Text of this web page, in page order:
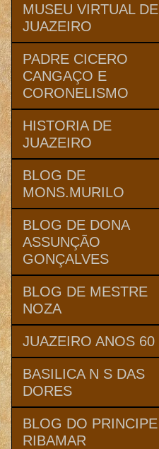
MUSEU VIRTUAL DE
JUAZEIRO
PADRE CICERO
CANGAÇO E
CORONELISMO
HISTORIA DE
JUAZEIRO
BLOG DE
MONS.MURILO
BLOG DE DONA
ASSUNÇÃO
GONÇALVES
BLOG DE MESTRE
NOZA
JUAZEIRO ANOS 60
BASILICA N S DAS
DORES
BLOG DO PRINCIPE
RIBAMAR